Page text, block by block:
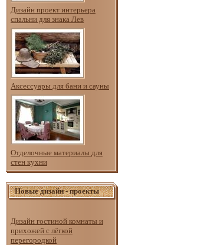
Дизайн проект интерьера
спальни для знака Лев
Аксессуары для бани и сауны
Отделочные материалы для
стен кухни
Новые дизайн - проекты
Дизайн гостиной комнаты и
прихожей с лёгкой
перегородкой